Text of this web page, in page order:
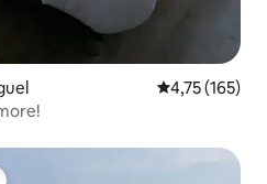
Priemerné
4,75 (165)